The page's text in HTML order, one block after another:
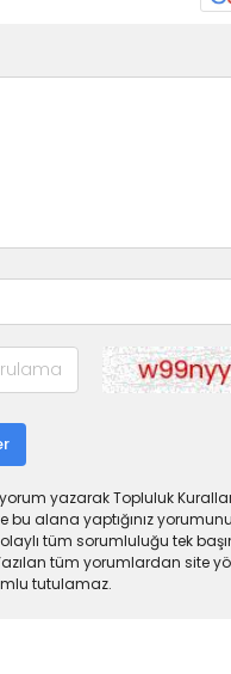
yazarak Topluluk
bu alana yaptığınız
tüm sorumluluğu tek
tüm yorumlardan site
tutulamaz.